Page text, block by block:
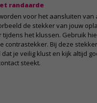
randaarde
voor het aansluiten
de stekker van jouw
het klussen. Gebruik
contrastekker. Bij deze
je veilig klust en kijk altijd
steekt.